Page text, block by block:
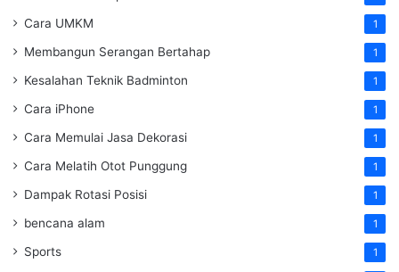
Cara UMKM 1
Membangun Serangan Bertahap 1
Kesalahan Teknik Badminton 1
Cara iPhone 1
Cara Memulai Jasa Dekorasi 1
Cara Melatih Otot Punggung 1
Dampak Rotasi Posisi 1
bencana alam 1
Sports 1